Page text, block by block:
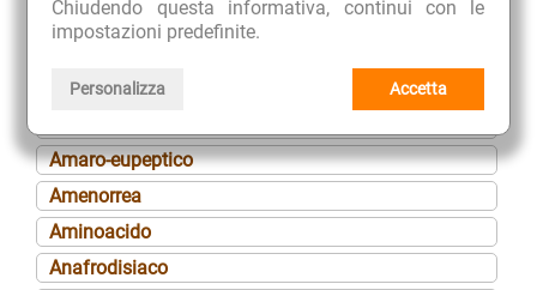
Chiudendo questa informativa, continui con le
impostazioni predefinite.
Personalizza Accetta
Albuminuria
Algomenorrea
Amaro-eupeptico
Amenorrea
Aminoacido
Anafrodisiaco